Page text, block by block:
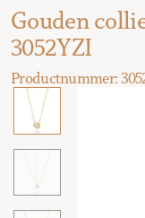
Gouden
3052YZI